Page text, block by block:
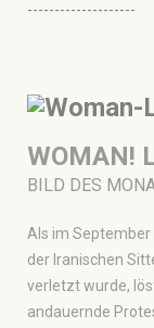
--------------------
WOMAN!
BILD DES
Als im September
der Iranischen
verletzt wurde,
andauernde